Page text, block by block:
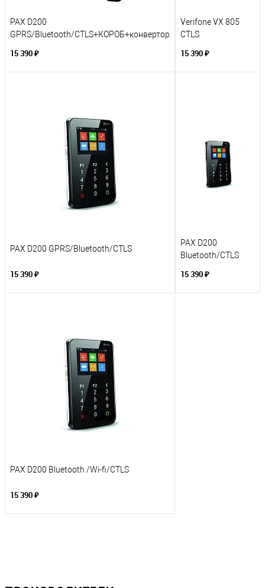
PAX D200
GPRS/Bluetooth/CTLS+КОРОБ+конвертор
15 390 ₽
Verifone VX 805
CTLS
15 390 ₽
PAX D200 GPRS/Bluetooth/CTLS
15 390 ₽
PAX D200
Bluetooth/CTLS
15 390 ₽
PAX D200 Bluetooth /Wi-fi/CTLS
15 390 ₽